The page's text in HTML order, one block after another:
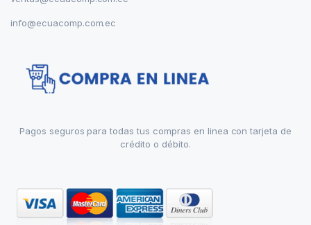
info@ecuacomp.com.ec
Pagos seguros para todas tus compras en linea con tarjeta de
crédito o débito.